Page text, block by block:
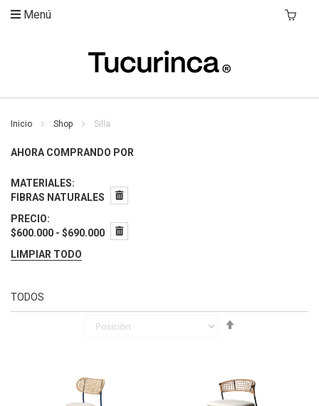
Menú Mi
Inicio Shop Silla
AHORA COMPRANDO POR
MATERIALES
FIBRAS NATURALES
PRECIO
$600.000 - $690.000
LIMPIAR TODO
TODOS